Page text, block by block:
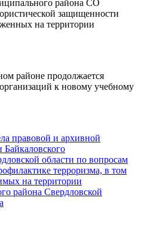
района СО
защищенности
на территории
районе продолжается
к новому учебному
правовой и архивной
Байкаловского
области по вопросам
терроризма, в том
на территории
района Свердловской